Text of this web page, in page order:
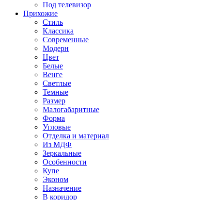
Под телевизор
Прихожие
Стиль
Классика
Современные
Модерн
Цвет
Белые
Венге
Светлые
Темные
Размер
Малогабаритные
Форма
Угловые
Отделка и материал
Из МДФ
Зеркальные
Особенности
Купе
Эконом
Назначение
В коридор